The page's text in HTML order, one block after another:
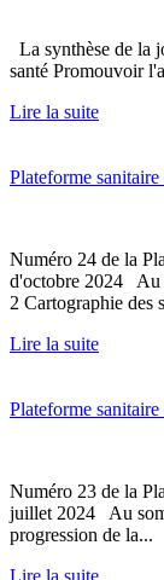
La synthèse de la
santé Promouvoir
Lire la suite
Plateforme
Numéro 24 de la
d'octobre 2024 Au
2 Cartographie des
Lire la suite
Plateforme
Numéro 23 de la
juillet 2024 Au
progression de la...
Lire la suite